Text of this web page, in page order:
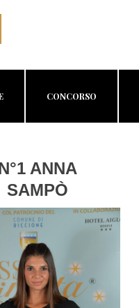
CONCORSO
ANNA
SAMPÒ